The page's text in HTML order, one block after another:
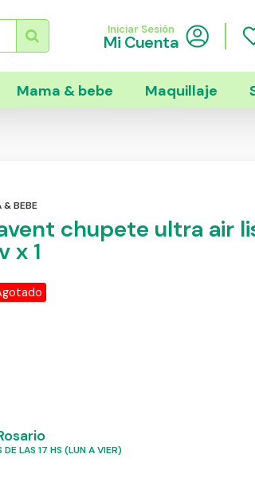
Iniciar Sesión
Mi Cuenta
Mama & bebe Maquillaje
& BEBE
chupete ultra air
x 1
LAS 17 HS (LUN A VIER)